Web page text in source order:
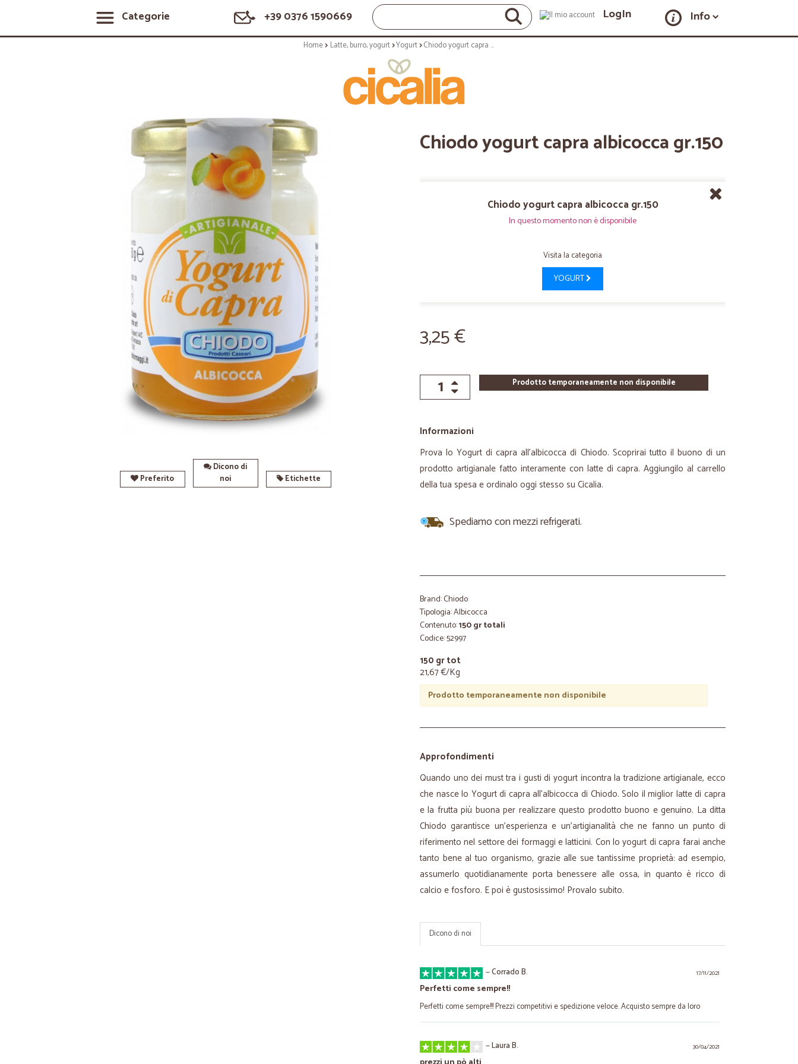
Categorie +39 0376 1590669 LogIn Info
Home Latte, burro, yogurt Yogurt Chiodo yogurt capra albicocca gr.150
Preferito
Dicono di
noi
Etichette
Chiodo yogurt capra albicocca gr.150
Chiodo yogurt capra albicocca gr.150
In questo momento non è disponibile
Visita la categoria
YOGURT
3,25 €
Prodotto temporaneamente non disponibile
Informazioni
Prova lo Yogurt di capra all’albicocca di Chiodo. Scoprirai tutto il buono di un
prodotto artigianale fatto interamente con latte di capra. Aggiungilo al carrello
della tua spesa e ordinalo oggi stesso su Cicalia.
Spediamo con mezzi refrigerati.
Brand: Chiodo
Tipologia: Albicocca
Contenuto:150 gr totali
Codice: 52997
150 gr tot
21,67 €/Kg
Prodotto temporaneamente non disponibile
Approfondimenti
Quando uno dei must tra i gusti di yogurt incontra la tradizione artigianale, ecco
che nasce lo Yogurt di capra all’albicocca di Chiodo. Solo il miglior latte di capra
e la frutta più buona per realizzare questo prodotto buono e genuino. La ditta
Chiodo garantisce un’esperienza e un’artigianalità che ne fanno un punto di
riferimento nel settore dei formaggi e latticini. Con lo yogurt di capra farai anche
tanto bene al tuo organismo, grazie alle sue tantissime proprietà: ad esempio,
assumerlo quotidianamente porta benessere alle ossa, in quanto è ricco di
calcio e fosforo. E poi è gustosissimo! Provalo subito.
Dicono di noi
17/11/2021
—Corrado B.
Perfetti come sempre!!
Perfetti come sempre!!! Prezzi competitivi e spedizione veloce. Acquisto sempre da loro
30/04/2021
—Laura B.